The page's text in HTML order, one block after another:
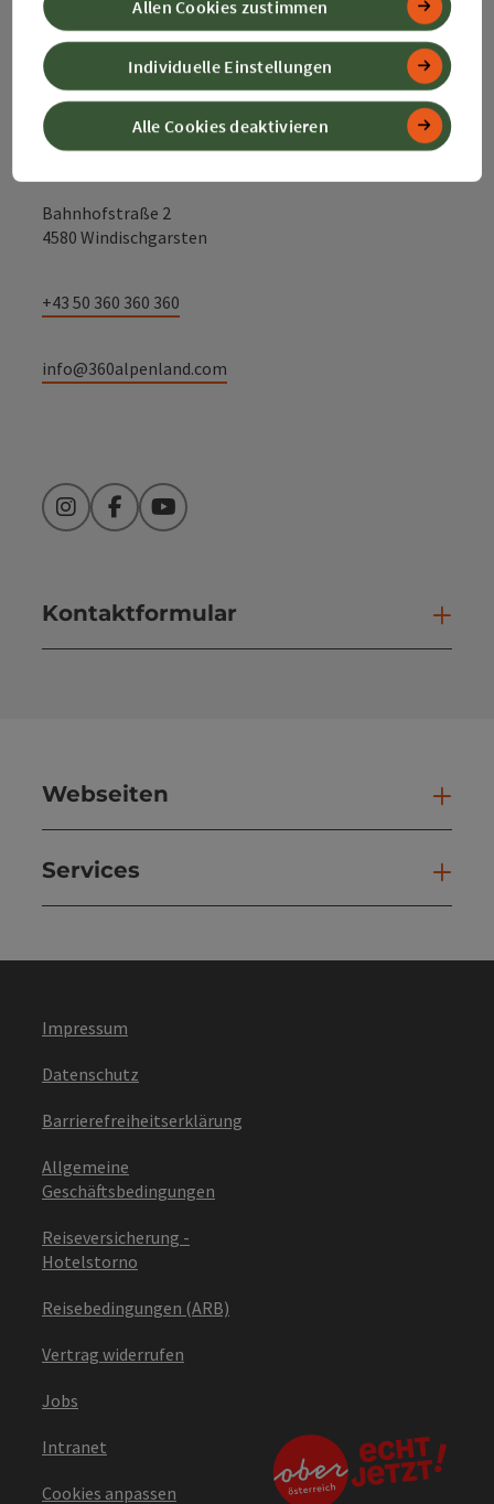
Kontakt
Alpenland Tourismus GmbH
Bahnhofstraße 2
4580 Windischgarsten
+43 50 360 360 360
info@360alpenland.com
InstagramFacebookYouTube
Kontaktformular
Webseiten
Services
Impressum
Datenschutz
Barrierefreiheitserklärung
Allgemeine
Geschäftsbedingungen
Reiseversicherung -
Hotelstorno
Reisebedingungen (ARB)
Vertrag widerrufen
Jobs
Intranet
Cookies anpassen
Alle Cookies deaktivieren
Individuelle Einstellungen
Allen Cookies zustimmen